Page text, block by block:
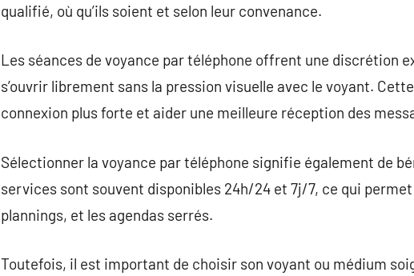
qualifié, où qu’ils soient et selon leur convenance.
Les séances de voyance par téléphone offrent une discrétion
s’ouvrir librement sans la pression visuelle avec le voyant.
connexion plus forte et aider une meilleure réception des
Sélectionner la voyance par téléphone signifie également de
services sont souvent disponibles 24h/24 et 7j/7, ce qui
plannings, et les agendas serrés.
Toutefois, il est important de choisir son voyant ou médium